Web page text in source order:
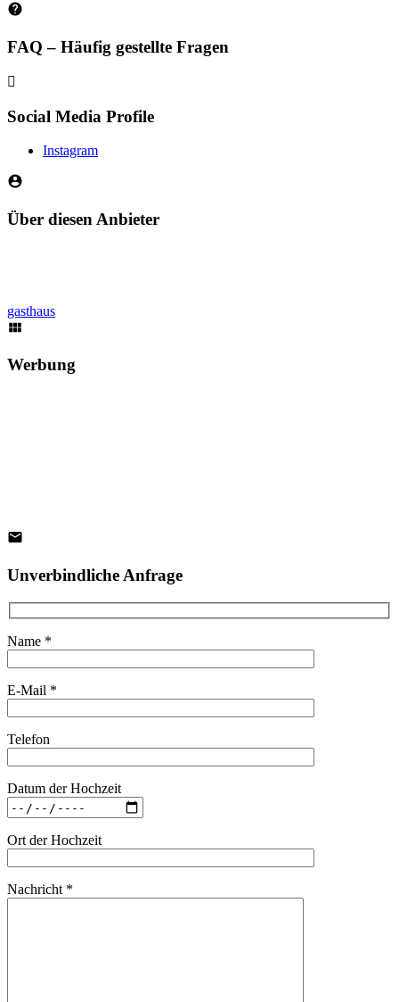
FAQ – Häufig gestellte Fragen
Social Media Profile
Instagram
Über diesen Anbieter
gasthaus
Werbung
Unverbindliche Anfrage
Name *
E-Mail *
Telefon
Datum der Hochzeit
Ort der Hochzeit
Nachricht *